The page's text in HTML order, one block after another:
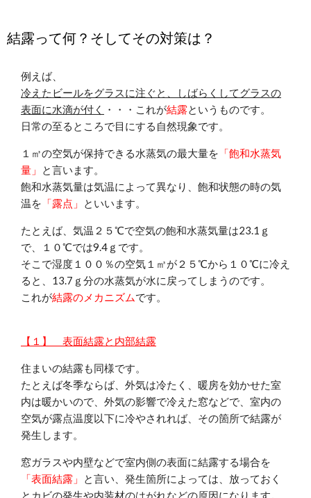
結露って何？そしてその対策は？
例えば、
冷えたビールをグラスに注ぐと、しばらくしてグラスの
表面に水滴が付く
・・・これが結露というものです。
日常の至るところで目にする自然現象です。
１㎥の空気が保持できる水蒸気の最大量を 「飽和水蒸気
量」
と言います。
飽和水蒸気量は気温によって異なり、飽和状態の時の気
温を 「露点」 といいます。
たとえば、気温２５℃で空気の飽和水蒸気量は23.1ｇ
で、１０℃では9.4ｇです。
そこで湿度１００％の空気１㎥が２５℃から１０℃に冷え
ると、13.7ｇ分の水蒸気が水に戻ってしまうのです。
これが結露のメカニズムです。
【１】 表面結露と内部結露
住まいの結露も同様です。
たとえば冬季ならば、外気は冷たく、暖房を効かせた室
内は暖かいので、外気の影響で冷えた窓などで、室内の
空気が露点温度以下に冷やされれば、その箇所で結露が
発生します。
窓ガラスや内壁などで室内側の表面に結露する場合を
「表面結露」
と言い、発生箇所によっては、放っておく
とカビの発生や内装材のはがれなどの原因になります。